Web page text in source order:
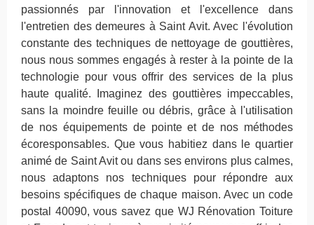
passionnés par l'innovation et l'excellence dans
l'entretien des demeures à Saint Avit. Avec l'évolution
constante des techniques de nettoyage de gouttières,
nous nous sommes engagés à rester à la pointe de la
technologie pour vous offrir des services de la plus
haute qualité. Imaginez des gouttières impeccables,
sans la moindre feuille ou débris, grâce à l'utilisation
de nos équipements de pointe et de nos méthodes
écoresponsables. Que vous habitiez dans le quartier
animé de Saint Avit ou dans ses environs plus calmes,
nous adaptons nos techniques pour répondre aux
besoins spécifiques de chaque maison. Avec un code
postal 40090, vous savez que WJ Rénovation Toiture